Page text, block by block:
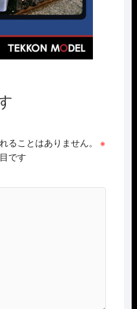
ることはありません。
※
です